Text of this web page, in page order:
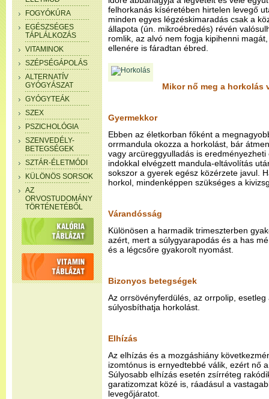
FOGYÓKÚRA
EGÉSZSÉGES
TÁPLÁLKOZÁS
VITAMINOK
SZÉPSÉGÁPOLÁS
ALTERNATÍV
GYÓGYÁSZAT
GYÓGYTEÁK
SZEX
PSZICHOLÓGIA
SZENVEDÉLY-
BETEGSÉGEK
SZTÁR-ÉLETMÓDI
KÜLÖNÖS SORSOK
AZ
ORVOSTUDOMÁNY
TÖRTÉNETÉBŐL
felhorkanás kíséretében hirtelen levegő
minden egyes légzéskimaradás csak a
állapota (ún. mikroébredés) révén
romlik, az alvó nem fogja kipihenni
ellenére is fáradtan ébred.
Mikor nő meg a horkolás
Gyermekkor
Ebben az életkorban főként a
orrmandula okozza a horkolást, bár
vagy arcüreggyulladás is
indokkal elvégzett mandula-eltávolítás
sokszor a gyerek egész közérzete javul.
horkol, mindenképpen szükséges a
Várandósság
Különösen a harmadik trimeszterben
azért, mert a súlygyarapodás és a has
és a légcsőre gyakorolt nyomást.
Bizonyos betegségek
Az orrsövényferdülés, az orrpolip,
súlyosbíthatja horkolást.
Elhízás
Az elhízás és a mozgáshiány
izomtónus is ernyedtebbé válik, ezért nő
Súlyosabb elhízás esetén zsírréteg
garatizomzat közé is, ráadásul a
levegőjáratot.